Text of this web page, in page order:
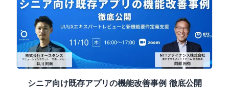
シニア向け既存アプリの機能改善事例 徹底公開